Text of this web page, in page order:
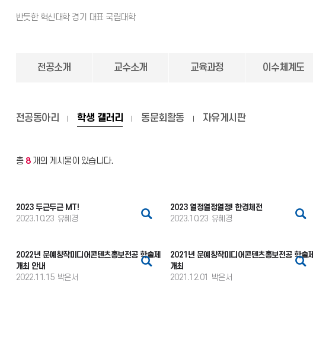
전공소개 교수소개 교육과정 이수체계도
전공동아리 학생 갤러리 동문회활동 자유게시판
총 8개의 게시물이 있습니다.
2023 두근두근 MT!
2023.10.23 유혜경
2023 열정열정열정! 한경체전
2023.10.23 유혜경
2022년 문예창작미디어콘텐츠홍보전공 학술제
개최 안내
2022.11.15 박은서
2021년 문예창작미디어콘텐츠홍보전공 학술제
개최
2021.12.01
박은서